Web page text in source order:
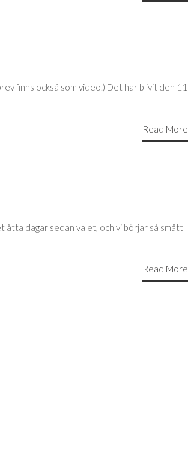
finns också som video.) Det har blivit den 11
Read More
åtta dagar sedan valet, och vi börjar så smått
Read More